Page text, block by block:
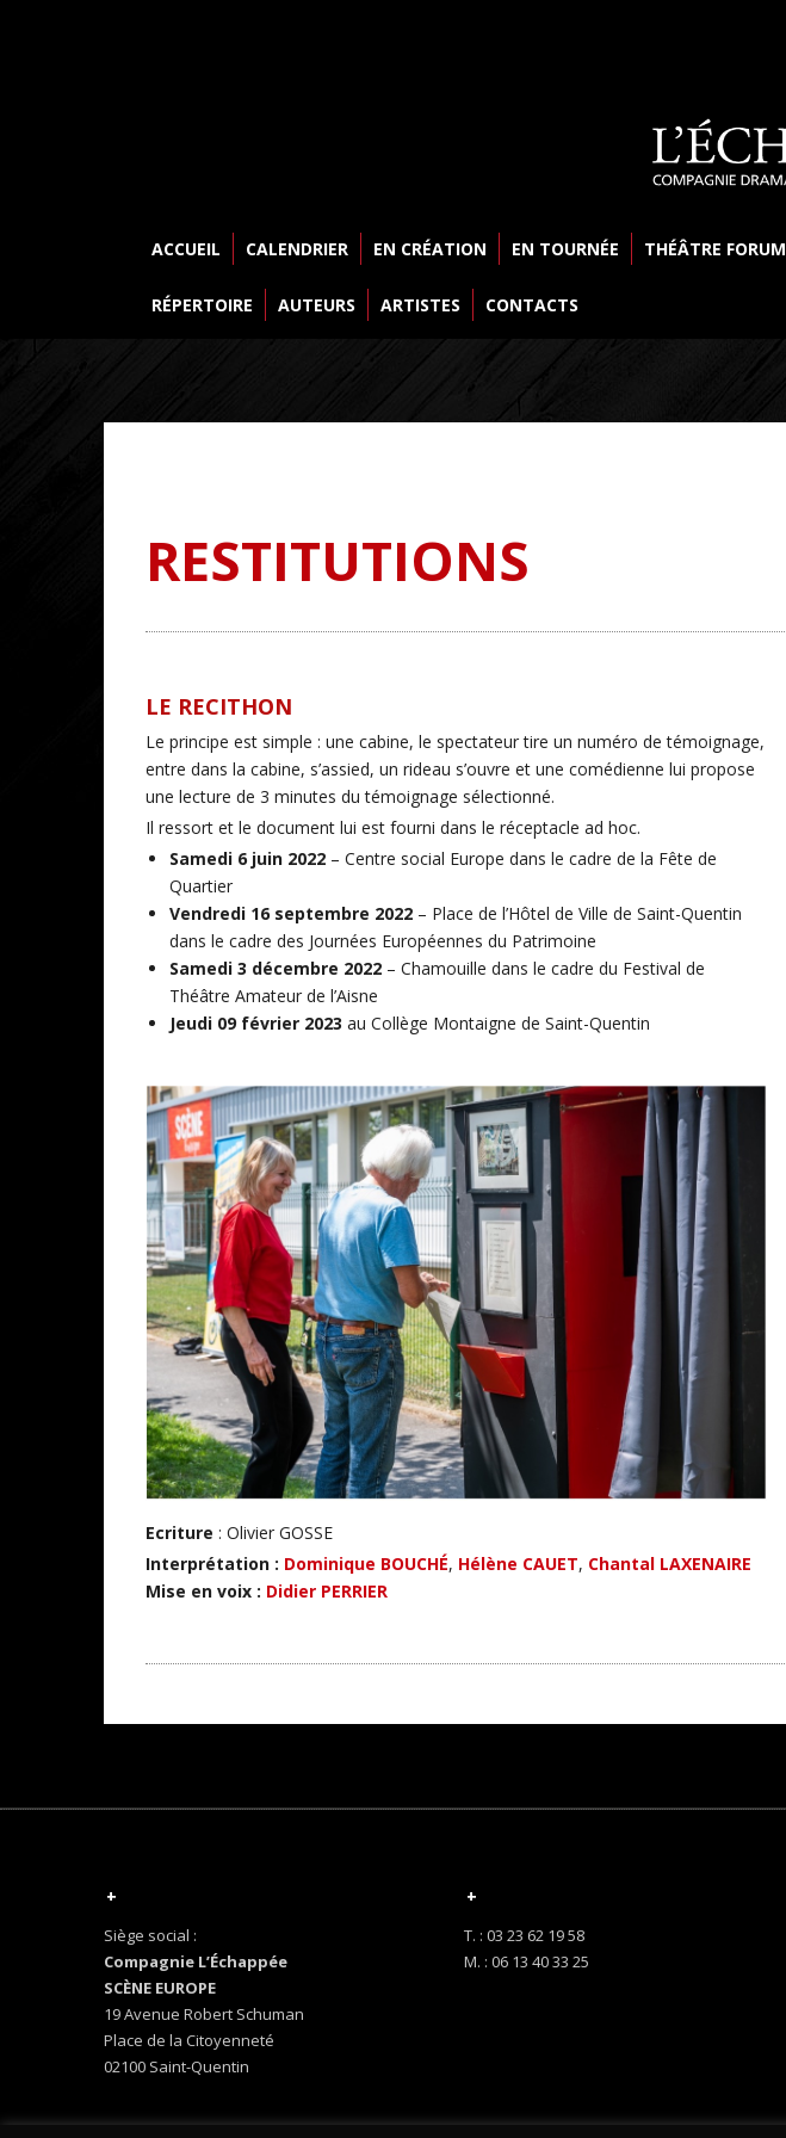
ACCUEIL CALENDRIER EN CRÉATION EN TOURNÉE THÉÂTRE FORUM
RÉPERTOIRE AUTEURS ARTISTES CONTACTS
RESTITUTIONS
LE RECITHON
Le principe est simple : une cabine, le spectateur tire un numéro de témoignage,
entre dans la cabine, s’assied, un rideau s’ouvre et une comédienne lui propose
une lecture de 3 minutes du témoignage sélectionné.
Il ressort et le document lui est fourni dans le réceptacle ad hoc.
Samedi 6 juin 2022 – Centre social Europe dans le cadre de la Fête de
Quartier
Vendredi 16 septembre 2022 – Place de l’Hôtel de Ville de Saint-Quentin
dans le cadre des Journées Européennes du Patrimoine
Samedi 3 décembre 2022 – Chamouille dans le cadre du Festival de
Théâtre Amateur de l’Aisne
Jeudi 09 février 2023 au Collège Montaigne de Saint-Quentin
Ecriture : Olivier GOSSE
Interprétation : Dominique BOUCHÉ, Hélène CAUET, Chantal LAXENAIRE
Mise en voix : Didier PERRIER
+
Siège social :
Compagnie L’Échappée
SCÈNE EUROPE
19 Avenue Robert Schuman
Place de la Citoyenneté
02100 Saint-Quentin
+
T. : 03 23 62 19 58
M. : 06 13 40 33 25